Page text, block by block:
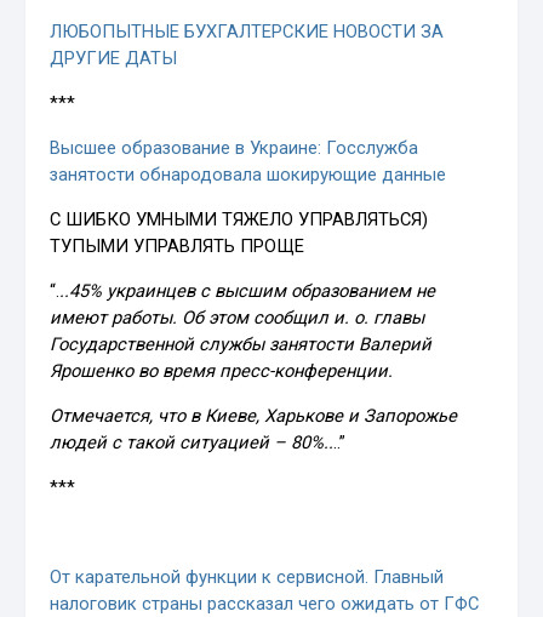
ЛЮБОПЫТНЫЕ БУХГАЛТЕРСКИЕ НОВОСТИ ЗА
ДРУГИЕ ДАТЫ
***
Высшее образование в Украине: Госслужба
занятости обнародовала шокирующие данные
С ШИБКО УМНЫМИ ТЯЖЕЛО УПРАВЛЯТЬСЯ)
ТУПЫМИ УПРАВЛЯТЬ ПРОЩЕ
“...45% украинцев с высшим образованием не
имеют работы. Об этом сообщил и. о. главы
Государственной службы занятости Валерий
Ярошенко во время пресс-конференции.
Отмечается, что в Киеве, Харькове и Запорожье
людей с такой ситуацией – 80%....”
***
От карательной функции к сервисной. Главный
налоговик страны рассказал чего ожидать от ГФС